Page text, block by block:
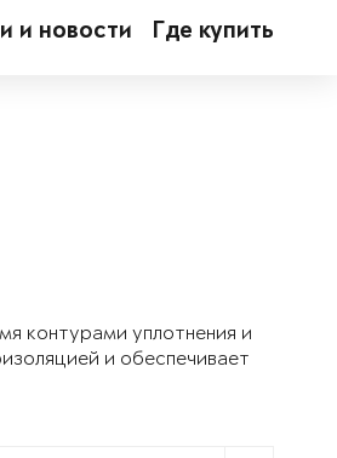
и новости Где купить
контурами уплотнения и
и обеспечивает